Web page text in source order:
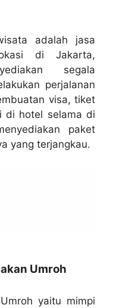
adalah jasa
di Jakarta,
segala
perjalanan
visa, tiket
di hotel selama di
paket
yang terjangkau.
Umroh
yaitu mimpi